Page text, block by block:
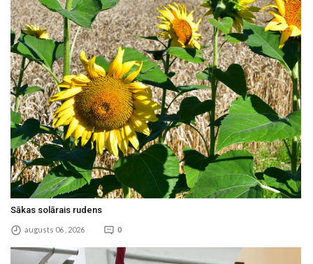
Sākas solārais rudens
augusts 06 , 2026 0